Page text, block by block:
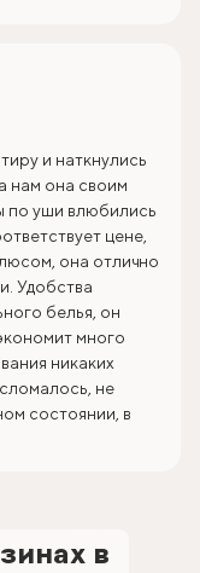
и наткнулись
нам она своим
по уши влюбились
цене,
она отлично
Удобства
белья, он
много
никаких
не
состоянии, в
в